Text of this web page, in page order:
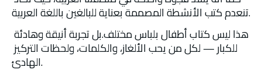
تنعدم كتب الأنشطة المصممة بعناية للبالغين باللغة العربية.
الهادئ.